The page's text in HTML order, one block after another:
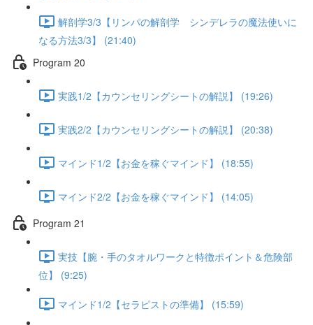
解剖学3/3【リンパの解剖学 シンデレラの魔法使いに
なる方法3/3】 (21:40)
Program 20
実践1/2【カウンセリングシートの解説】 (19:26)
実践2/2【カウンセリングシートの解説】 (20:38)
マインド1/2【お金を稼ぐマインド】 (18:55)
マインド2/2【お金を稼ぐマインド】 (14:05)
Program 21
実技【腕・手のタオルワークと特徴ポイント＆危険部
位】 (9:25)
マインド1/2【セラピストの準備】 (15:59)